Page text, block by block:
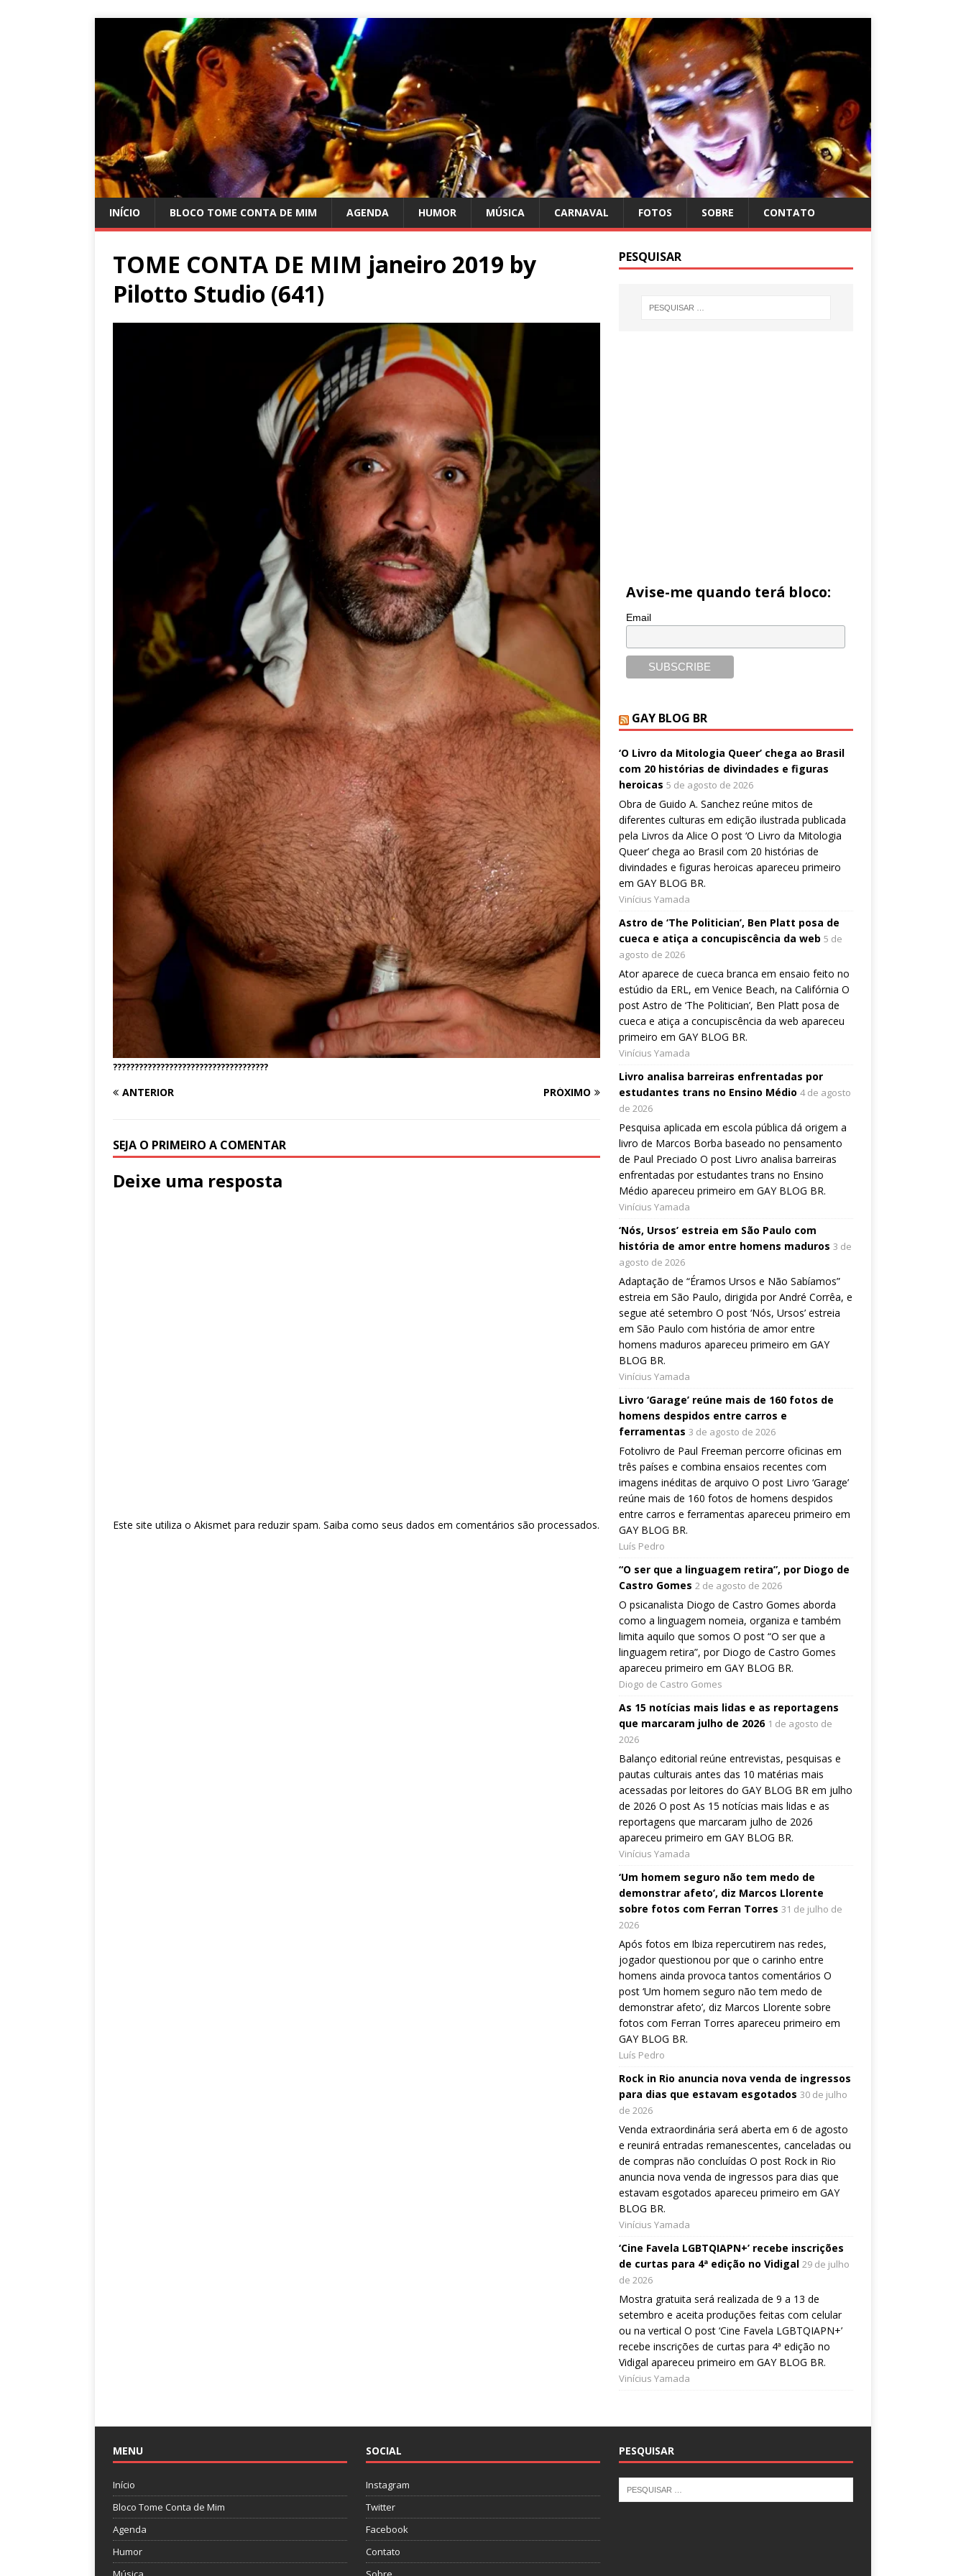
INÍCIO BLOCO TOME CONTA DE MIM AGENDA HUMOR MÚSICA CARNAVAL FOTOS SOBRE CONTATO
TOME CONTA DE MIM janeiro 2019 by
Pilotto Studio (641)
????????????????????????????????????
ANTERIOR PRÓXIMO
SEJA O PRIMEIRO A COMENTAR
Deixe uma resposta
Este site utiliza o Akismet para reduzir spam. Saiba como seus dados em comentários são processados.
PESQUISAR
Avise-me quando terá bloco:
Email
GAY BLOG BR
‘O Livro da Mitologia Queer’ chega ao Brasil
com 20 histórias de divindades e figuras
heroicas 5 de agosto de 2026
Obra de Guido A. Sanchez reúne mitos de
diferentes culturas em edição ilustrada publicada
pela Livros da Alice O post ‘O Livro da Mitologia
Queer’ chega ao Brasil com 20 histórias de
divindades e figuras heroicas apareceu primeiro
em GAY BLOG BR.
Vinícius Yamada
Astro de ‘The Politician’, Ben Platt posa de
cueca e atiça a concupiscência da web 5 de
agosto de 2026
Ator aparece de cueca branca em ensaio feito no
estúdio da ERL, em Venice Beach, na Califórnia O
post Astro de ‘The Politician’, Ben Platt posa de
cueca e atiça a concupiscência da web apareceu
primeiro em GAY BLOG BR.
Vinícius Yamada
Livro analisa barreiras enfrentadas por
estudantes trans no Ensino Médio 4 de agosto
de 2026
Pesquisa aplicada em escola pública dá origem a
livro de Marcos Borba baseado no pensamento
de Paul Preciado O post Livro analisa barreiras
enfrentadas por estudantes trans no Ensino
Médio apareceu primeiro em GAY BLOG BR.
Vinícius Yamada
‘Nós, Ursos’ estreia em São Paulo com
história de amor entre homens maduros 3 de
agosto de 2026
Adaptação de “Éramos Ursos e Não Sabíamos”
estreia em São Paulo, dirigida por André Corrêa, e
segue até setembro O post ‘Nós, Ursos’ estreia
em São Paulo com história de amor entre
homens maduros apareceu primeiro em GAY
BLOG BR.
Vinícius Yamada
Livro ‘Garage’ reúne mais de 160 fotos de
homens despidos entre carros e
ferramentas 3 de agosto de 2026
Fotolivro de Paul Freeman percorre oficinas em
três países e combina ensaios recentes com
imagens inéditas de arquivo O post Livro ‘Garage’
reúne mais de 160 fotos de homens despidos
entre carros e ferramentas apareceu primeiro em
GAY BLOG BR.
Luís Pedro
“O ser que a linguagem retira”, por Diogo de
Castro Gomes 2 de agosto de 2026
O psicanalista Diogo de Castro Gomes aborda
como a linguagem nomeia, organiza e também
limita aquilo que somos O post “O ser que a
linguagem retira”, por Diogo de Castro Gomes
apareceu primeiro em GAY BLOG BR.
Diogo de Castro Gomes
As 15 notícias mais lidas e as reportagens
que marcaram julho de 2026 1 de agosto de
2026
Balanço editorial reúne entrevistas, pesquisas e
pautas culturais antes das 10 matérias mais
acessadas por leitores do GAY BLOG BR em julho
de 2026 O post As 15 notícias mais lidas e as
reportagens que marcaram julho de 2026
apareceu primeiro em GAY BLOG BR.
Vinícius Yamada
‘Um homem seguro não tem medo de
demonstrar afeto’, diz Marcos Llorente
sobre fotos com Ferran Torres 31 de julho de
2026
Após fotos em Ibiza repercutirem nas redes,
jogador questionou por que o carinho entre
homens ainda provoca tantos comentários O
post ‘Um homem seguro não tem medo de
demonstrar afeto’, diz Marcos Llorente sobre
fotos com Ferran Torres apareceu primeiro em
GAY BLOG BR.
Luís Pedro
Rock in Rio anuncia nova venda de ingressos
para dias que estavam esgotados 30 de julho
de 2026
Venda extraordinária será aberta em 6 de agosto
e reunirá entradas remanescentes, canceladas ou
de compras não concluídas O post Rock in Rio
anuncia nova venda de ingressos para dias que
estavam esgotados apareceu primeiro em GAY
BLOG BR.
Vinícius Yamada
‘Cine Favela LGBTQIAPN+’ recebe inscrições
de curtas para 4ª edição no Vidigal 29 de julho
de 2026
Mostra gratuita será realizada de 9 a 13 de
setembro e aceita produções feitas com celular
ou na vertical O post ‘Cine Favela LGBTQIAPN+’
recebe inscrições de curtas para 4ª edição no
Vidigal apareceu primeiro em GAY BLOG BR.
Vinícius Yamada
MENU
Início
Bloco Tome Conta de Mim
Agenda
Humor
SOCIAL
Instagram
Twitter
Facebook
Contato
PESQUISAR